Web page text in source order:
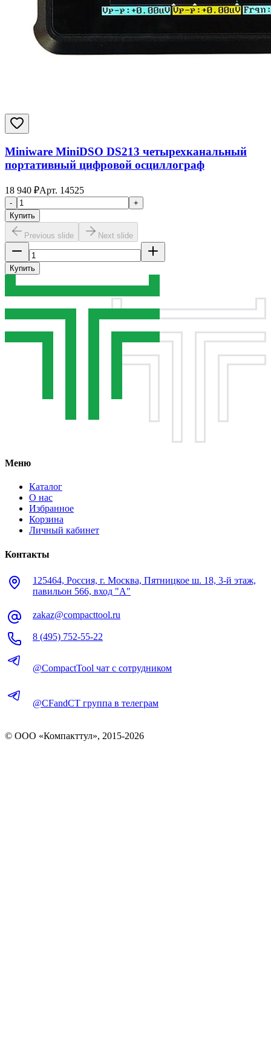
Miniware MiniDSO DS213 четырехканальный
портативный цифровой осциллограф
18 940 ₽Арт. 14525
-
+
Купить
Previous slide Next slide
Купить
Меню
Каталог
О нас
Избранное
Корзина
Личный кабинет
Контакты
125464, Россия, г. Москва, Пятницкое ш. 18, 3-й этаж,
павильон 566, вход "А"
zakaz@compacttool.ru
8 (495) 752-55-22
@CompactTool чат с сотрудником
@CFandCT группа в телеграм
© OOO «Компакттул», 2015-2026